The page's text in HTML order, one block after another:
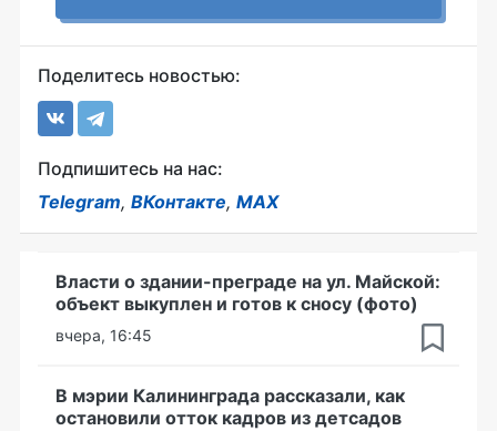
Поделитесь новостью:
Подпишитесь на нас:
Telegram, ВКонтакте, MAX
Власти о здании-преграде на ул. Майской:
объект выкуплен и готов к сносу (фото)
вчера, 16:45
В мэрии Калининграда рассказали, как
остановили отток кадров из детсадов